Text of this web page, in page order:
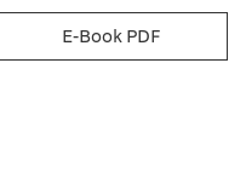
E-Book PDF